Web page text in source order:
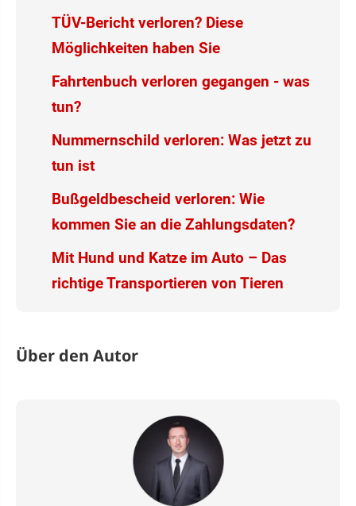
TÜV-Bericht verloren? Diese
Möglichkeiten haben Sie
Fahrtenbuch verloren gegangen - was
tun?
Nummernschild verloren: Was jetzt zu
tun ist
Bußgeldbescheid verloren: Wie
kommen Sie an die Zahlungsdaten?
Mit Hund und Katze im Auto – Das
richtige Transportieren von Tieren
Über den Autor